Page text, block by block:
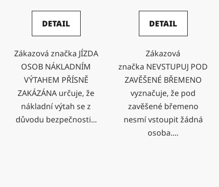
DETAIL
Zákazová značka JÍZDA
OSOB NÁKLADNÍM
VÝTAHEM PŘÍSNĚ
ZAKÁZÁNA určuje, že
nákladní výtah se z
důvodu bezpečnosti...
DETAIL
Zákazová
značka NEVSTUPUJ POD
ZAVĚŠENÉ BŘEMENO
vyznačuje, že pod
zavěšené břemeno
nesmí vstoupit žádná
osoba....